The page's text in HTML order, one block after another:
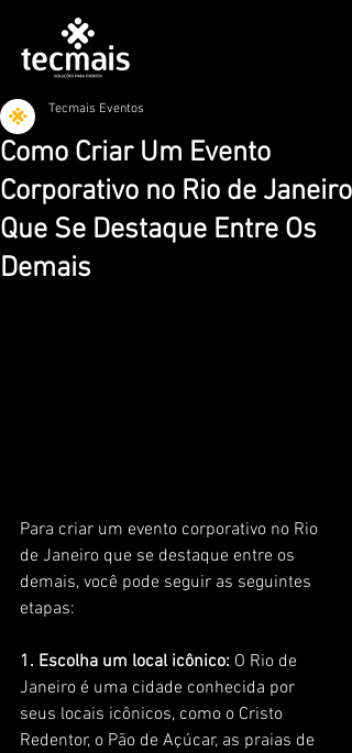
Como Criar Um Evento
Corporativo no Rio de Janeiro
Que Se Destaque Entre Os
Demais
Tecmais Eventos
Para criar um evento corporativo no Rio
de Janeiro que se destaque entre os
demais, você pode seguir as seguintes
etapas:
1. Escolha um local icônico: O Rio de
Janeiro é uma cidade conhecida por
seus locais icônicos, como o Cristo
Redentor, o Pão de Açúcar, as praias de